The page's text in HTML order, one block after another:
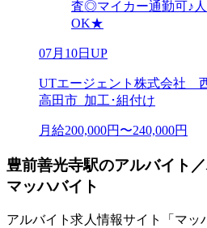
査◎マイカー通勤可♪
OK★
07月10日UP
UTエージェント株式会社
高田市_加工･組付け
月給200,000円〜240,000円
豊前善光寺駅のアルバイト
マッハバイト
アルバイト求人情報サイト「マッ